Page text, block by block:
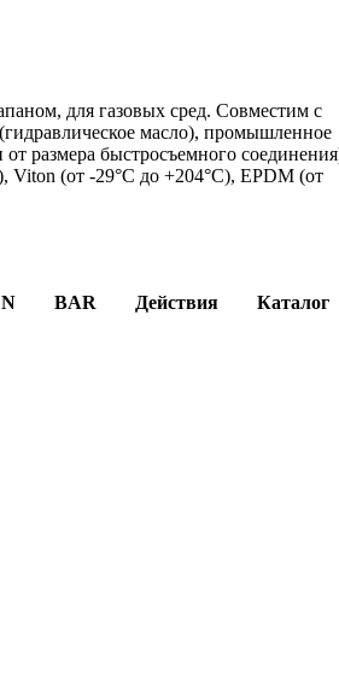
для газовых сред. Совместим с
масло), промышленное
размера быстросъемного
Viton (от -29°C до +204°C), EPDM (от
BAR Действия Каталог